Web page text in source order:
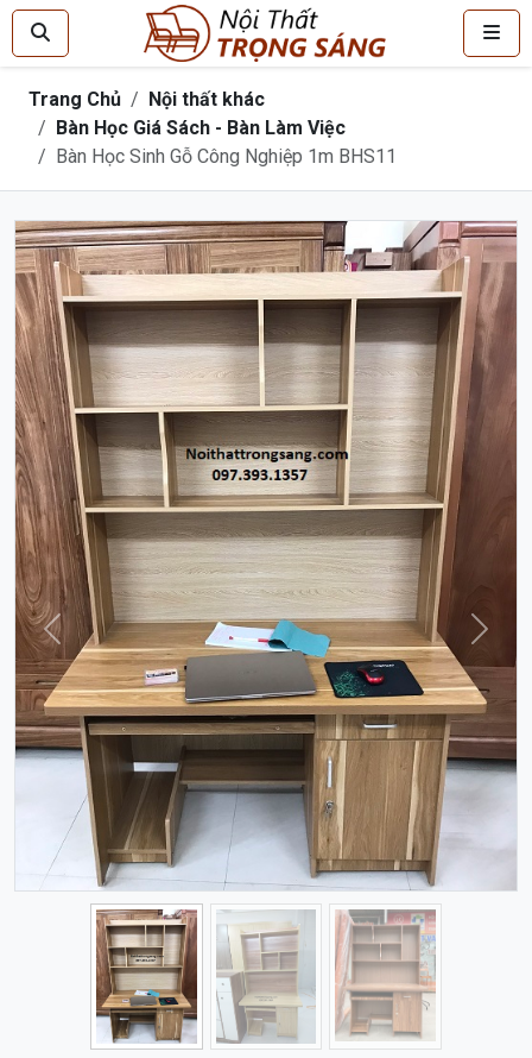
Trang Chủ
Nội thất khác
Bàn Học Giá Sách - Bàn Làm Việc
Bàn Học Sinh Gỗ Công Nghiệp 1m BHS11
Trước Sau